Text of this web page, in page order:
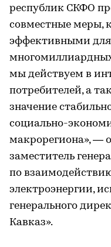
республик СКФО
совместные меры,
эффективными
мы действуем в
потребителей, а
значение
социально-
макрорегиона», —
заместитель
по
электроэнергии,
генерального
Кавказ».